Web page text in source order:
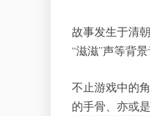
故事发生于清
“滋滋”声等背
不止游戏中的
的手骨、亦或